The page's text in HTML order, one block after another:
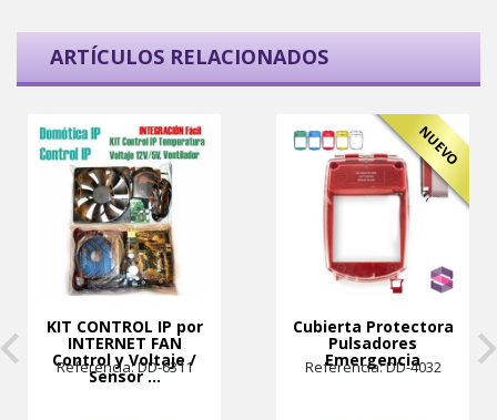
ARTÍCULOS RELACIONADOS
KIT CONTROL IP por
INTERNET FAN
Control y Voltaje /
Sensor ...
Referencia: DD-6311
NUEVO
Cubierta Protectora
Pulsadores
Emergencia
Referencia: DD-4032